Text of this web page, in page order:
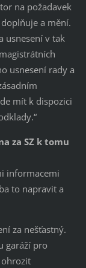
na požadavek
a mění.
usnesení v tak
usnesení rady a
mít k dispozici
za SZ k tomu
informacemi
to napravit a
za nešťastný.
garáží pro